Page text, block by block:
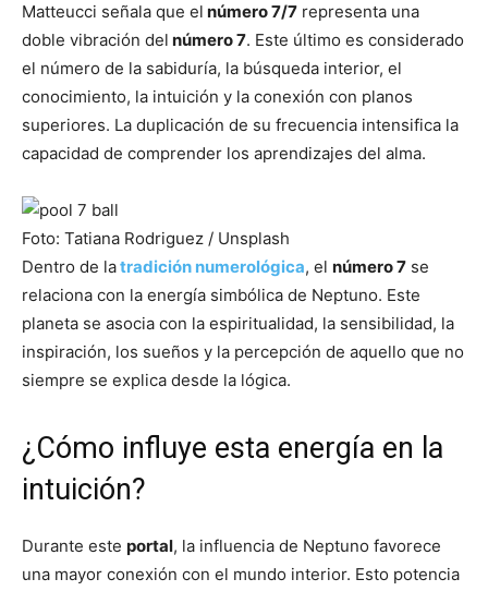
Matteucci señala que el número 7/7 representa una
doble vibración del número 7. Este último es considerado
el número de la sabiduría, la búsqueda interior, el
conocimiento, la intuición y la conexión con planos
superiores. La duplicación de su frecuencia intensifica la
capacidad de comprender los aprendizajes del alma.
Foto: Tatiana Rodriguez / Unsplash
Dentro de latradición numerológica, el número 7 se
relaciona con la energía simbólica de Neptuno. Este
planeta se asocia con la espiritualidad, la sensibilidad, la
inspiración, los sueños y la percepción de aquello que no
siempre se explica desde la lógica.
¿Cómo influye esta energía en la
intuición?
Durante este portal, la influencia de Neptuno favorece
una mayor conexión con el mundo interior. Esto potencia